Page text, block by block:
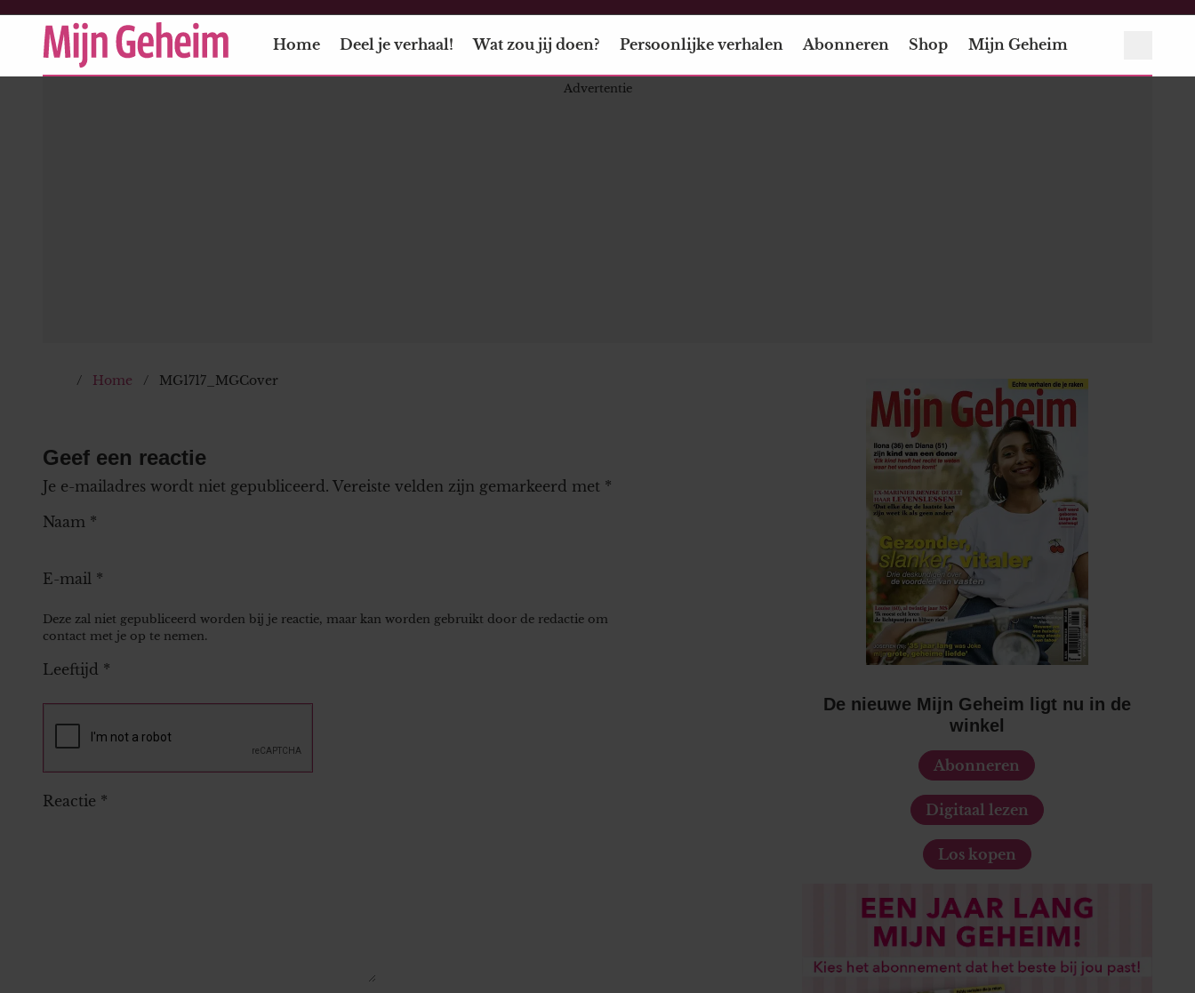
Home Deel je verhaal! Wat zou jij doen? Persoonlijke verhalen Abonneren Shop Mijn Geheim
Home MG1717_MGCover
Geef een reactie
Je e-mailadres wordt niet gepubliceerd. Vereiste velden zijn gemarkeerd met *
Naam *
E-mail *
Deze zal niet gepubliceerd worden bij je reactie, maar kan worden gebruikt door de redactie om
contact met je op te nemen.
Leeftijd *
Reactie *
De nieuwe Mijn Geheim ligt nu in de
winkel
Abonneren
Digitaal lezen
Los kopen